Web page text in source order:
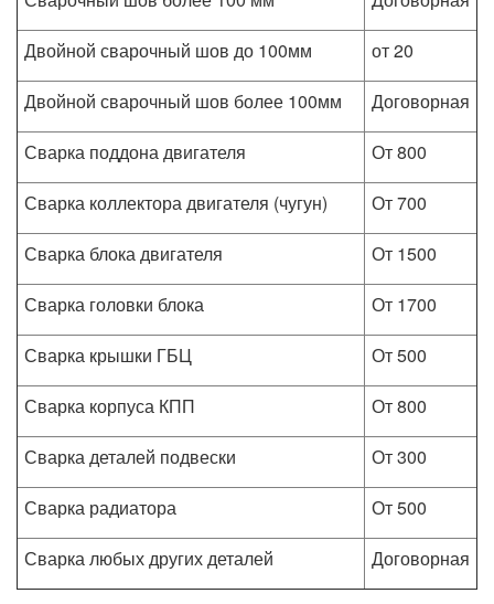
Двойной сварочный шов до 100мм
от 20
Двойной сварочный шов более 100мм
Договорная
Сварка поддона двигателя
От 800
Сварка коллектора двигателя (чугун)
От 700
Сварка блока двигателя
От 1500
Сварка головки блока
От 1700
Сварка крышки ГБЦ
От 500
Сварка корпуса КПП
От 800
Сварка деталей подвески
От 300
Сварка радиатора
От 500
Сварка любых других деталей
Договорная